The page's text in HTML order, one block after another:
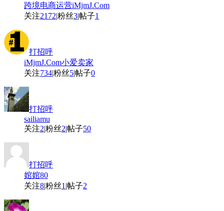
跨境电商运营iMjmJ.Com
关注2172|粉丝3|帖子1
打招呼
iMjmJ.Com小爱卖家
关注734|粉丝5|帖子0
打招呼
sailiamu
关注2|粉丝2|帖子50
打招呼
婠婠80
关注8|粉丝1 |帖子2